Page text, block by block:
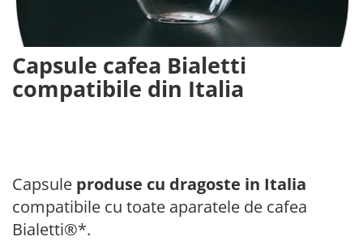
Capsule compatibile Uno System
Capsule compatibile Caffitaly
PADURI CAFEA & MONODOZE
Paduri cafea ESE44
CAFEA BOABE
Capsule cafea Bialetti
compatibile din Italia
Capsule produse cu dragoste in Italia
compatibile cu toate aparatele de cafea
Bialetti®*.